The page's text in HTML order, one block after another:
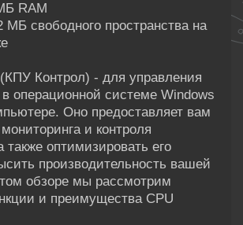
RAM
МБ свободного пространства на
(КПУ Контрол) - для управления
операционной системе Windows
Оно предоставляет вам
и контроля
также оптимизировать его
производительность вашей
обзоре мы рассмотрим
и преимущества CPU